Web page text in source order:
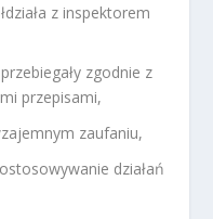
z inspektorem
zgodnie z
przepisami,
zaufaniu,
działań